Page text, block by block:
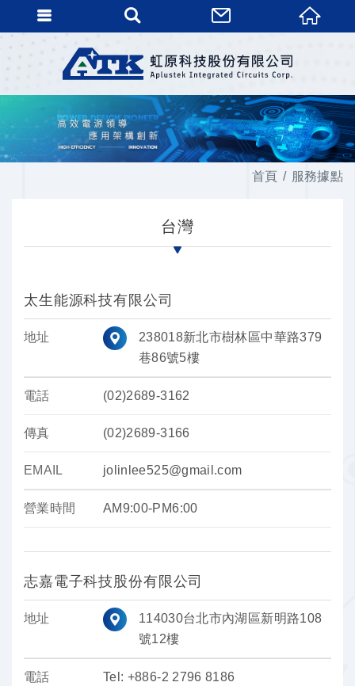
首頁 服務據點
台灣
太生能源科技有限公司
營業時間 AM9:00-PM6:00
電話 (02)2689-3162
傳真 (02)2689-3166
EMAIL jolinlee525@gmail.com
地址
238018新北市樹林區中華路379
巷86號5樓
志嘉電子科技股份有限公司
電話 Tel: +886-2 2796 8186
地址
114030台北市內湖區新明路108
號12樓